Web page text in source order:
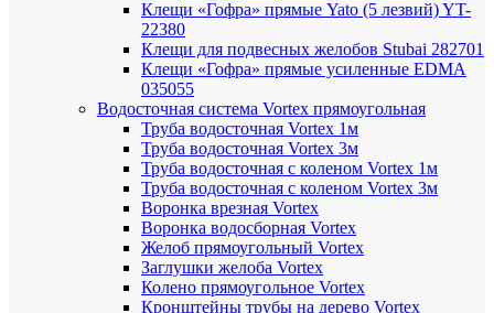
Клещи «Гофра» прямые Yato (5 лезвий) YT-
22380
Клещи для подвесных желобов Stubai 282701
Клещи «Гофра» прямые усиленные EDMA
035055
Водосточная система Vortex прямоугольная
Труба водосточная Vortex 1м
Труба водосточная Vortex 3м
Труба водосточная с коленом Vortex 1м
Труба водосточная с коленом Vortex 3м
Воронка врезная Vortex
Воронка водосборная Vortex
Желоб прямоугольный Vortex
Заглушки желоба Vortex
Колено прямоугольное Vortex
Кронштейны трубы на дерево Vortex